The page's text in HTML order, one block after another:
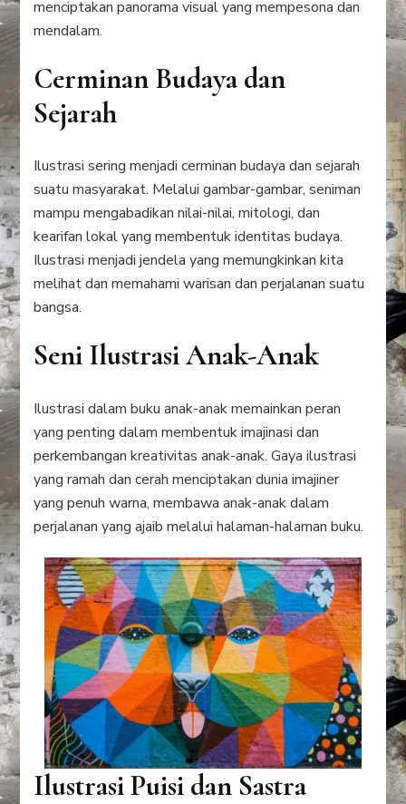
menciptakan panorama visual yang mempesona dan
mendalam.
Cerminan Budaya dan
Sejarah
Ilustrasi sering menjadi cerminan budaya dan sejarah
suatu masyarakat. Melalui gambar-gambar, seniman
mampu mengabadikan nilai-nilai, mitologi, dan
kearifan lokal yang membentuk identitas budaya.
Ilustrasi menjadi jendela yang memungkinkan kita
melihat dan memahami warisan dan perjalanan suatu
bangsa.
Seni Ilustrasi Anak-Anak
Ilustrasi dalam buku anak-anak memainkan peran
yang penting dalam membentuk imajinasi dan
perkembangan kreativitas anak-anak. Gaya ilustrasi
yang ramah dan cerah menciptakan dunia imajiner
yang penuh warna, membawa anak-anak dalam
perjalanan yang ajaib melalui halaman-halaman buku.
Ilustrasi Puisi dan Sastra